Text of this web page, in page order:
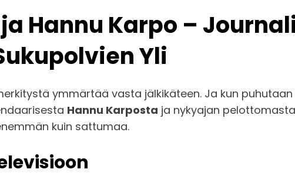
Hannu Karpo –
Yli
ymmärtää vasta jälkikäteen. Ja kun
Hannu Karposta ja nykyajan
kuin sattumaa.